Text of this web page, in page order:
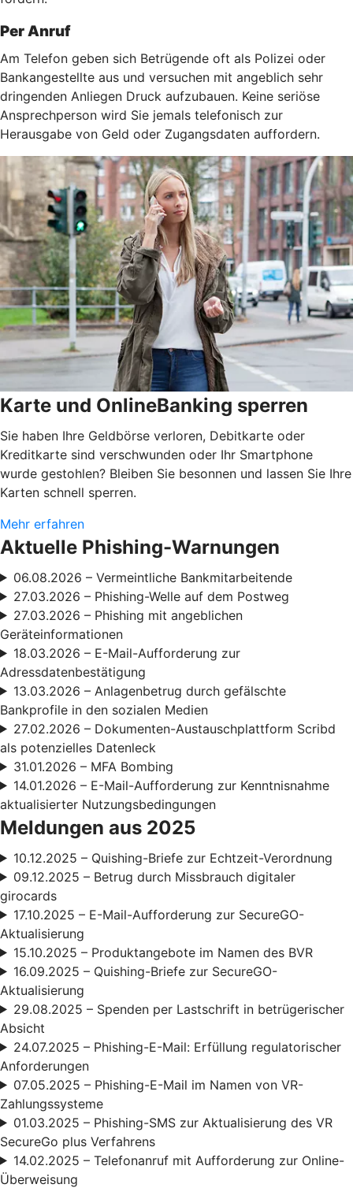
Per Anruf
Am Telefon geben sich Betrügende oft als Polizei oder
Bankangestellte aus und versuchen mit angeblich sehr
dringenden Anliegen Druck aufzubauen. Keine seriöse
Ansprechperson wird Sie jemals telefonisch zur
Herausgabe von Geld oder Zugangsdaten auffordern.
Karte und OnlineBanking sperren
Sie haben Ihre Geldbörse verloren, Debitkarte oder
Kreditkarte sind verschwunden oder Ihr Smartphone
wurde gestohlen? Bleiben Sie besonnen und lassen Sie Ihre
Karten schnell sperren.
Mehr erfahren
Aktuelle Phishing-Warnungen
06.08.2026 – Vermeintliche Bankmitarbeitende
27.03.2026 – Phishing-Welle auf dem Postweg
27.03.2026 – Phishing mit angeblichen
Geräteinformationen
18.03.2026 – E-Mail-Aufforderung zur
Adressdatenbestätigung
13.03.2026 – Anlagenbetrug durch gefälschte
Bankprofile in den sozialen Medien
27.02.2026 – Dokumenten-Austauschplattform Scribd
als potenzielles Datenleck
31.01.2026 – MFA Bombing
14.01.2026 – E-Mail-Aufforderung zur Kenntnisnahme
aktualisierter Nutzungsbedingungen
Meldungen aus 2025
10.12.2025 – Quishing-Briefe zur Echtzeit-Verordnung
09.12.2025 – Betrug durch Missbrauch digitaler
girocards
17.10.2025 – E-Mail-Aufforderung zur SecureGO-
Aktualisierung
15.10.2025 – Produktangebote im Namen des BVR
16.09.2025 – Quishing-Briefe zur SecureGO-
Aktualisierung
29.08.2025 – Spenden per Lastschrift in betrügerischer
Absicht
24.07.2025 – Phishing-E-Mail: Erfüllung regulatorischer
Anforderungen
07.05.2025 – Phishing-E-Mail im Namen von VR-
Zahlungssysteme
01.03.2025 – Phishing-SMS zur Aktualisierung des VR
SecureGo plus Verfahrens
14.02.2025 – Telefonanruf mit Aufforderung zur Online-
Überweisung